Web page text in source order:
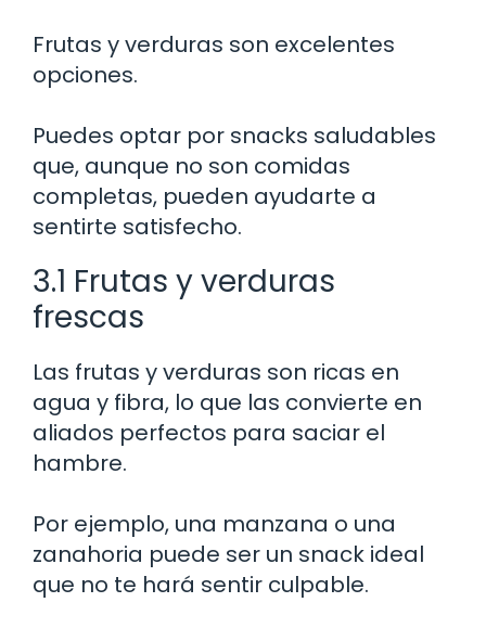
Frutas y verduras son excelentes
opciones.
Puedes optar por snacks saludables
que, aunque no son comidas
completas, pueden ayudarte a
sentirte satisfecho.
3.1 Frutas y verduras
frescas
Las frutas y verduras son ricas en
agua y fibra, lo que las convierte en
aliados perfectos para saciar el
hambre.
Por ejemplo, una manzana o una
zanahoria puede ser un snack ideal
que no te hará sentir culpable.